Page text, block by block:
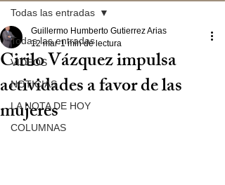
Todas las entradas
VIDEOS
NOTICIAS
LA NOTA DE HOY
COLUMNAS
Todas las entradas
Cirilo Vázquez impulsa
actividades a favor de las
mujeres
Guillermo Humberto Gutierrez Arias
12 mar 1 min de lectura